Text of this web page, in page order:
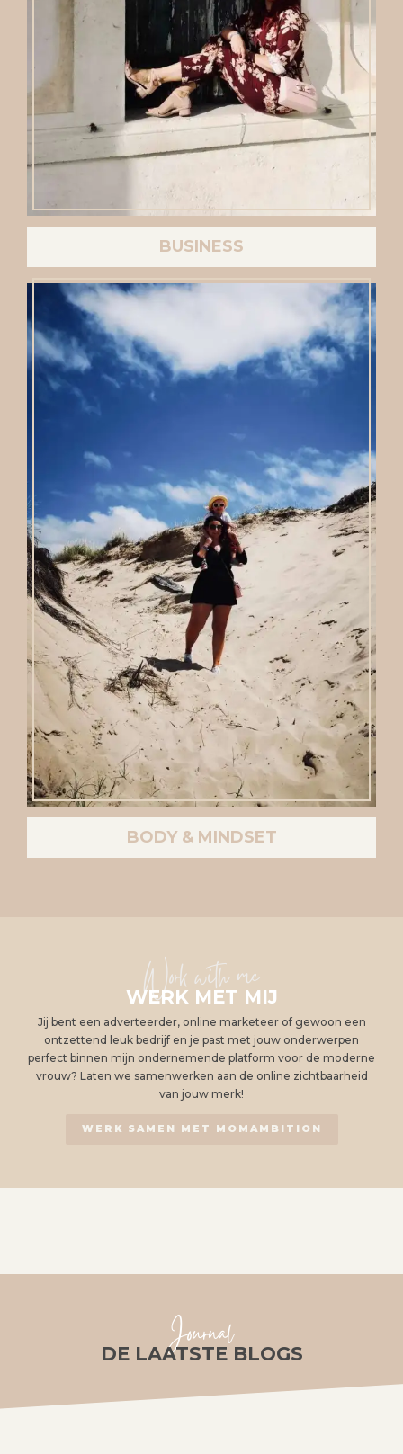
BUSINESS
BODY & MINDSET
Work with me
WERK MET MIJ
Jij bent een adverteerder, online marketeer of gewoon een
ontzettend leuk bedrijf en je past met jouw onderwerpen
perfect binnen mijn ondernemende platform voor de moderne
vrouw? Laten we samenwerken aan de online zichtbaarheid
van jouw merk!
WERK SAMEN MET MOMAMBITION
Journal
DE LAATSTE BLOGS